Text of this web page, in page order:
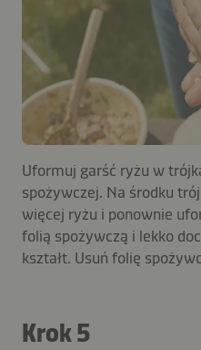
Uformuj garść ryżu w
spożywczej. Na środku
więcej ryżu i ponownie
folią spożywczą i lekko
kształt. Usuń folię
Krok 5